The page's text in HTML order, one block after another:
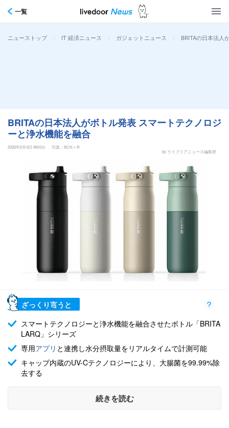
一覧
ニューストップ > IT 経済ニュース > ガジェットニュース > BRITAの日本法人
BRITAの日本法人がボトル発表 スマートテクノロジ
ーと浄水機能を融合
2026年6月4日 6時0分
写真：BCN＋R
by ライブドアニュース編集部
ざっくり言うと
スマートテクノロジーと浄水機能を融合させたボトル「BRITA
LARQ」シリーズ
専用アプリ と連携し水分摂取量をリアルタイムで計測可能
キャップ内蔵のUV-Cテクノロジーにより、大腸菌を99.99%除
去する
続きを読む